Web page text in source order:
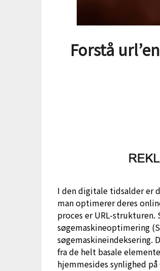
Forstå
I den digitale tidsalder er
man optimerer deres
proces er URL-
søgemaskineoptimering
søgemaskineindeksering.
fra de helt basale
hjemmesides synlighed